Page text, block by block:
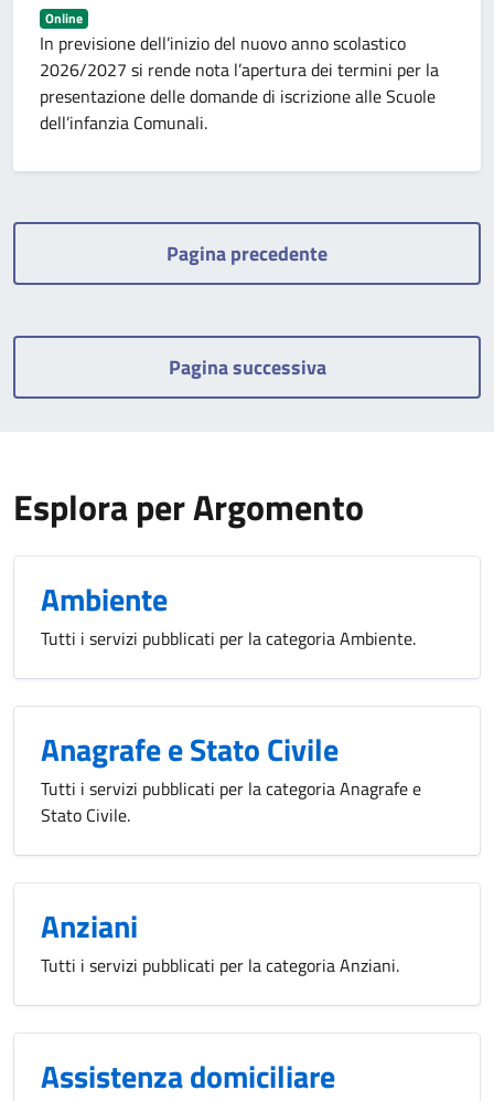
Online
In previsione dell’inizio del nuovo anno scolastico
2026/2027 si rende nota l’apertura dei termini per la
presentazione delle domande di iscrizione alle Scuole
dell’infanzia Comunali.
Pagina precedente
Pagina successiva
Esplora per Argomento
Ambiente
Tutti i servizi pubblicati per la categoria Ambiente.
Anagrafe e Stato Civile
Tutti i servizi pubblicati per la categoria Anagrafe e
Stato Civile.
Anziani
Tutti i servizi pubblicati per la categoria Anziani.
Assistenza domiciliare